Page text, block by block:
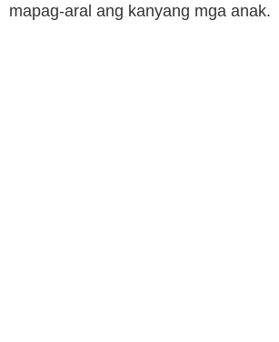
mapag-aral ang kanyang mga anak.